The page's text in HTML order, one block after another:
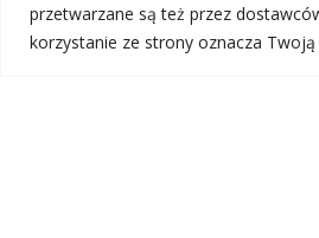
przetwarzane są też przez
korzystanie ze strony oznacza